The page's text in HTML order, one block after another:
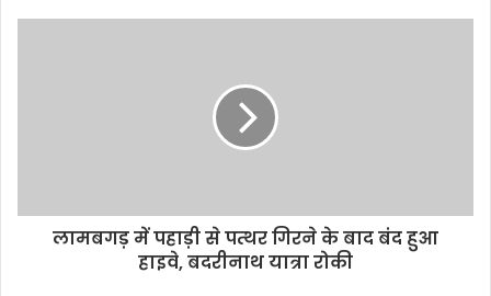
लामबगड़ में पहाड़ी से पत्थर गिरने के बाद बंद हुआ
हाइवे, बदरीनाथ यात्रा रोकी